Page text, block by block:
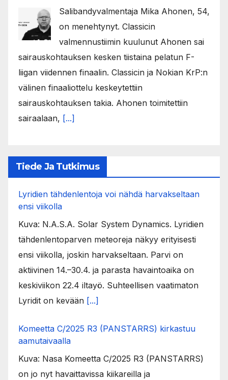
Salibandyvalmentaja Mika Ahonen, 54,
on menehtynyt. Classicin
valmennustiimin kuulunut Ahonen sai
sairauskohtauksen kesken tiistaina pelatun F-
liigan viidennen finaalin. Classicin ja Nokian KrP:n
välinen finaaliottelu keskeytettiin
sairauskohtauksen takia. Ahonen toimitettiin
sairaalaan, [...]
Tiede Ja Tutkimus
Lyridien tähdenlentoja voi nähdä harvakseltaan
ensi viikolla
Kuva: N.A.S.A. Solar System Dynamics. Lyridien
tähdenlentoparven meteoreja näkyy erityisesti
ensi viikolla, joskin harvakseltaan. Parvi on
aktiivinen 14.–30.4. ja parasta havaintoaika on
keskiviikon 22.4 iltayö. Suhteellisen vaatimaton
Lyridit on kevään [...]
Komeetta C/2025 R3 (PANSTARRS) kirkastuu
aamutaivaalla
Kuva: Nasa Komeetta C/2025 R3 (PANSTARRS)
on jo nyt havaittavissa kiikareilla ja